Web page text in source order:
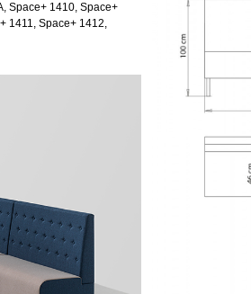
Space+ 1410, Space+
1411, Space+ 1412,